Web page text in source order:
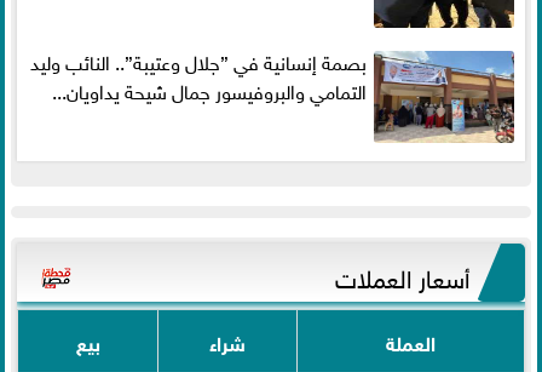
بصمة إنسانية في ”جلال وعتيبة”.. النائب وليد
التمامي والبروفيسور جمال شيحة يداويان...
أسعار العملات
العملة شراء بيع